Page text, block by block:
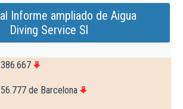
Informe ampliado de Aigua
Diving Service Sl
de Barcelona